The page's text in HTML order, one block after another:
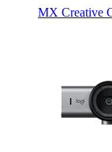
MX Creative